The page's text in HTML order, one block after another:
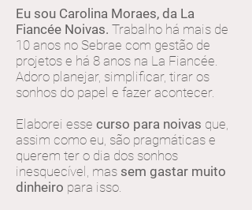
Eu sou Carolina Moraes, da La
Fiancée Noivas. Trabalho há mais de
10 anos no Sebrae com gestão de
projetos e há 8 anos na La Fiancée.
Adoro planejar, simplificar, tirar os
sonhos do papel e fazer acontecer.
Elaborei esse curso para noivas que,
assim como eu, são pragmáticas e
querem ter o dia dos sonhos
inesquecível, mas sem gastar muito
dinheiro para isso.